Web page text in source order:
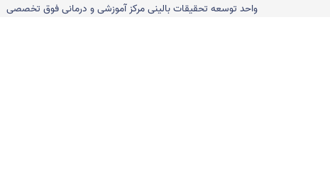
واحد توسعه تحقیقات بالینی مرکز آموزشی و درمانی فوق تخصصی